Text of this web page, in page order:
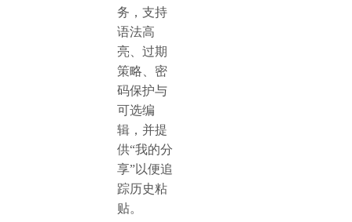
务，支持
语法高
亮、过期
策略、密
码保护与
可选编
辑，并提
供“我的分
享”以便追
踪历史粘
贴。